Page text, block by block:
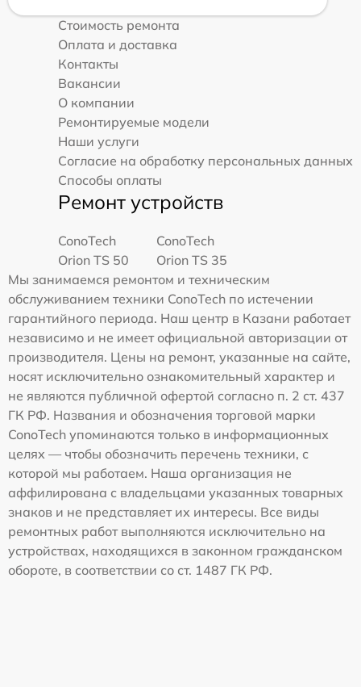
Стоимость ремонта
Оплата и доставка
Контакты
Вакансии
О компании
Ремонтируемые модели
Наши услуги
Согласие на обработку персональных данных
Способы оплаты
Ремонт устройств
ConoTech
Orion TS 50
ConoTech
Orion TS 35
Мы занимаемся ремонтом и техническим
обслуживанием техники ConoTech по истечении
гарантийного периода. Наш центр в Казани работает
независимо и не имеет официальной авторизации от
производителя. Цены на ремонт, указанные на сайте,
носят исключительно ознакомительный характер и
не являются публичной офертой согласно п. 2 ст. 437
ГК РФ. Названия и обозначения торговой марки
ConoTech упоминаются только в информационных
целях — чтобы обозначить перечень техники, с
которой мы работаем. Наша организация не
аффилирована с владельцами указанных товарных
знаков и не представляет их интересы. Все виды
ремонтных работ выполняются исключительно на
устройствах, находящихся в законном гражданском
обороте, в соответствии со ст. 1487 ГК РФ.